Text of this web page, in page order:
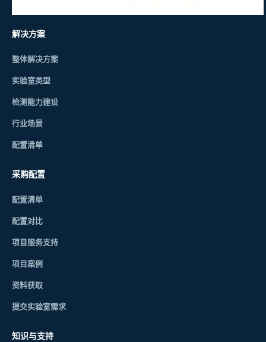
解决方案
整体解决方案
实验室类型
检测能力建设
行业场景
配置清单
采购配置
配置清单
配置对比
项目服务支持
项目案例
资料获取
提交实验室需求
知识与支持